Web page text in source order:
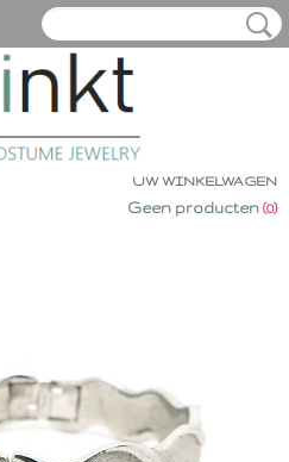
UW WINKELWAGEN
Geen producten (0)